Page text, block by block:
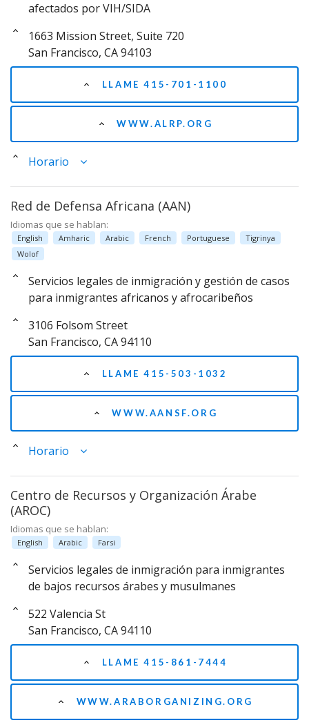
afectados por VIH/SIDA
1663 Mission Street, Suite 720
San Francisco, CA 94103
LLAME 415-701-1100
WWW.ALRP.ORG
Horario
Red de Defensa Africana (AAN)
Idiomas que se hablan:
English Amharic Arabic French Portuguese
Tigrinya
Wolof
Servicios legales de inmigración y gestión de casos
para inmigrantes africanos y afrocaribeños
3106 Folsom Street
San Francisco, CA 94110
LLAME 415-503-1032
WWW.AANSF.ORG
Horario
Centro de Recursos y Organización Árabe
(AROC)
Idiomas que se hablan:
English Arabic Farsi
Servicios legales de inmigración para inmigrantes
de bajos recursos árabes y musulmanes
522 Valencia St
San Francisco, CA 94110
LLAME 415-861-7444
WWW.ARABORGANIZING.ORG